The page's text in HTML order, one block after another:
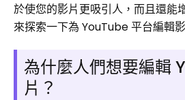
於使您的影片更吸引人，而且還能
來探索一下為 YouTube 平台編輯
為什麼人們想要編輯
片？